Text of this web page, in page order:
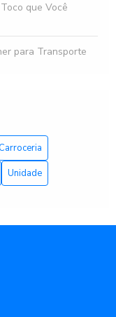
que Você
para Transporte
Prática para
para Eventos
Carroceria
Unidade